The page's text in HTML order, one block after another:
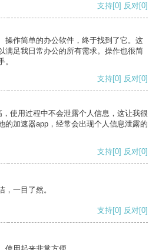
支持[0] 反对[0]
操作简单的办公软件，终于找到了它。这
满足我日常办公的所有需求。操作也很简
支持[0] 反对[0]
使用过程中不会泄露个人信息，这让我很
的加速器app，经常会出现个人信息泄露的
支持[0] 反对[0]
一目了然。
支持[0] 反对[0]